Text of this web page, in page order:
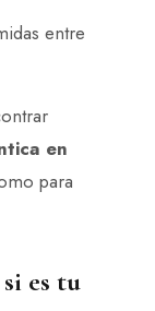
entre
en
para
es tu